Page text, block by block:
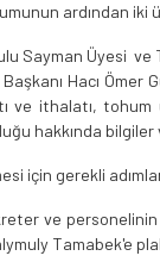
ardından iki
Sayman Üyesi ve
Hacı
ve ithalatı, tohum
hakkında bilgiler
için gerekli
ve personelinin
Tamabek'e